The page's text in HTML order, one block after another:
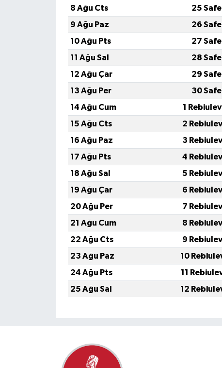
8 Ağu Cts
25
9 Ağu Paz
26
10 Ağu Pts
27
11 Ağu Sal
28
12 Ağu Çar
29
13 Ağu Per
30
14 Ağu Cum
1
15 Ağu Cts
2
16 Ağu Paz
3
17 Ağu Pts
4
18 Ağu Sal
5
19 Ağu Çar
6
20 Ağu Per
7
21 Ağu Cum
8
22 Ağu Cts
9
23 Ağu Paz
10
24 Ağu Pts
11
25 Ağu Sal
12